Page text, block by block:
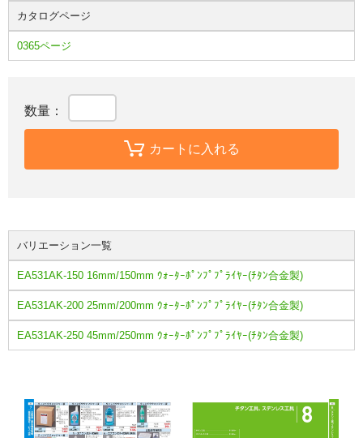
カタログページ
0365ページ
数量：
カートに入れる
バリエーション一覧
EA531AK-150 16mm/150mm ｳｫｰﾀｰﾎﾟﾝﾌﾟﾌﾟﾗｲﾔｰ(ﾁﾀﾝ合金製)
EA531AK-200 25mm/200mm ｳｫｰﾀｰﾎﾟﾝﾌﾟﾌﾟﾗｲﾔｰ(ﾁﾀﾝ合金製)
EA531AK-250 45mm/250mm ｳｫｰﾀｰﾎﾟﾝﾌﾟﾌﾟﾗｲﾔｰ(ﾁﾀﾝ合金製)